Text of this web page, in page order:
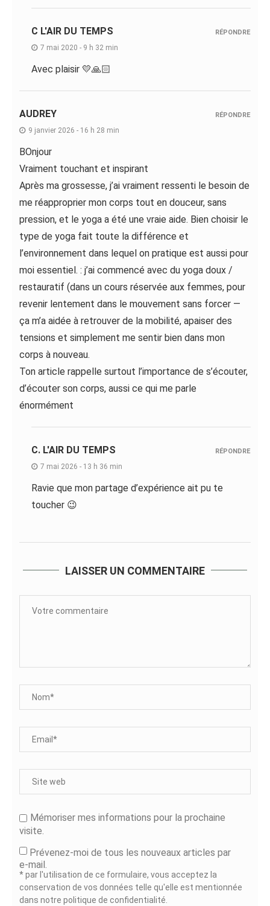
C L'AIR DU TEMPS
7 mai 2020 - 9 h 32 min
Avec plaisir 💛🙏🏻
RÉPONDRE
AUDREY
9 janvier 2026 - 16 h 28 min
BOnjour
Vraiment touchant et inspirant
Après ma grossesse, j’ai vraiment ressenti le besoin de
me réapproprier mon corps tout en douceur, sans
pression, et le yoga a été une vraie aide. Bien choisir le
type de yoga fait toute la différence et
l’environnement dans lequel on pratique est aussi pour
moi essentiel. : j’ai commencé avec du yoga doux /
restauratif (dans un cours réservée aux femmes, pour
revenir lentement dans le mouvement sans forcer —
ça m’a aidée à retrouver de la mobilité, apaiser des
tensions et simplement me sentir bien dans mon
corps à nouveau.
Ton article rappelle surtout l’importance de s’écouter,
d’écouter son corps, aussi ce qui me parle
énormément
RÉPONDRE
C. L'AIR DU TEMPS
7 mai 2026 - 13 h 36 min
Ravie que mon partage d’expérience ait pu te
toucher 😉
RÉPONDRE
LAISSER UN COMMENTAIRE
Mémoriser mes informations pour la prochaine
visite.
Prévenez-moi de tous les nouveaux articles par
e-mail.
* par l'utilisation de ce formulaire, vous acceptez la
conservation de vos données telle qu'elle est mentionnée
dans notre politique de confidentialité.